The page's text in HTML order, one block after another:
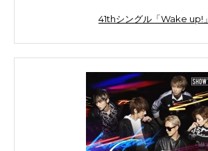
41thシングル「Wake up!」